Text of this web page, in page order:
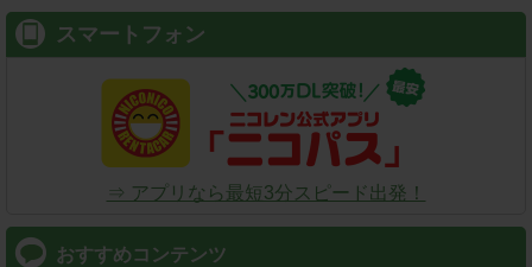
スマートフォン
⇒ アプリなら最短3分スピード出発！
おすすめコンテンツ